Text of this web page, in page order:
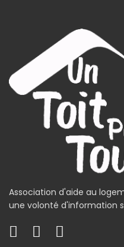
Association d'aide au
une volonté d'information